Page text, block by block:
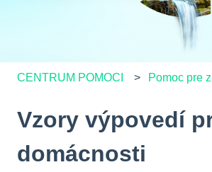
CENTRUM POMOCI Pomoc pre
Vzory výpovedí
domácnosti